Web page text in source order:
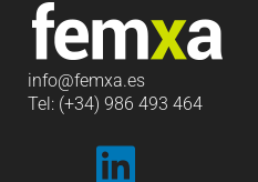
info@femxa.es
Tel: (+34) 986 493 464